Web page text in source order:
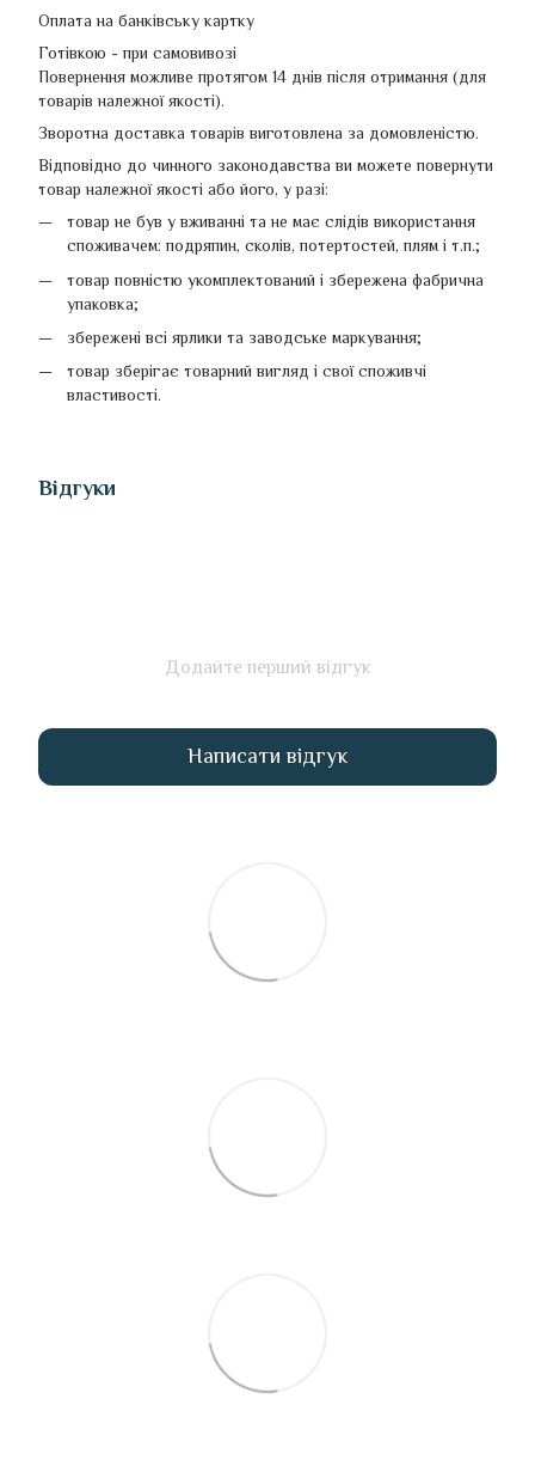
Оплата на банківську картку
Готівкою - при самовивозі
Повернення можливе протягом 14 днів після отримання (для
товарів належної якості).
Зворотна доставка товарів виготовлена ​​за домовленістю.
Відповідно до чинного законодавства ви можете повернути
товар належної якості або його, у разі:
товар не був у вживанні та не має слідів використання
споживачем: подряпин, сколів, потертостей, плям і т.п.;
товар повністю укомплектований і збережена фабрична
упаковка;
збережені всі ярлики та заводське маркування;
товар зберігає товарний вигляд і свої споживчі
властивості.
Відгуки
Додайте перший відгук
Написати відгук